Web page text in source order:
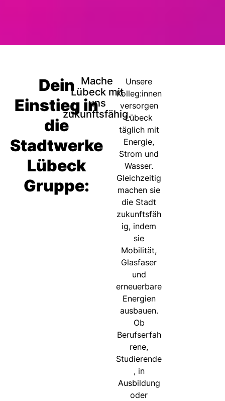
Dein
Einstieg in
die
Stadtwerke
Lübeck
Gruppe:
Mache
Lübeck mit
uns
zukunftsfähig.
Unsere
Kolleg:innen
versorgen
Lübeck
täglich mit
Energie,
Strom und
Wasser.
Gleichzeitig
machen sie
die Stadt
zukunftsfäh
ig, indem
sie
Mobilität,
Glasfaser
und
erneuerbare
Energien
ausbauen.
Ob
Berufserfah
rene,
Studierende
, in
Ausbildung
oder